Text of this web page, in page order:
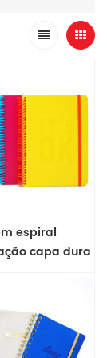
espiral
capa dura